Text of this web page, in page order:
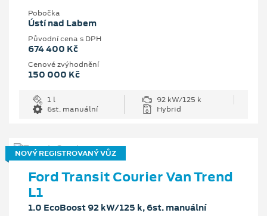
Pobočka
Ústí nad Labem
Původní cena s DPH
674 400 Kč
Cenové zvýhodnění
150 000 Kč
1 l
92 kW/125 k
6st. manuální
Hybrid
NOVÝ REGISTROVANÝ VŮZ
Ford Transit Courier Van Trend
L1
1.0 EcoBoost 92 kW/125 k, 6st. manuální